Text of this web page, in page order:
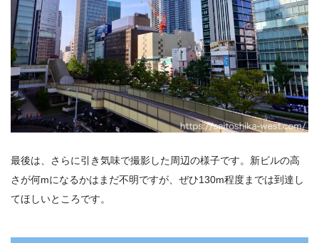
最後は、さらに引き気味で撮影した周辺の様子です。新ビルの高
さが何mになるかはまだ不明ですが、ぜひ130m程度までは到達し
てほしいところです。